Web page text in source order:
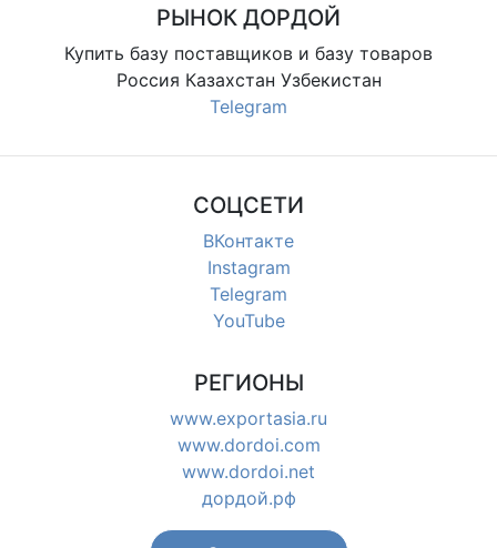
РЫНОК ДОРДОЙ
Купить базу поставщиков и базу товаров
Россия Казахстан Узбекистан
Telegram
СОЦСЕТИ
ВКонтакте
Instagram
Telegram
YouTube
РЕГИОНЫ
www.exportasia.ru
www.dordoi.com
www.dordoi.net
дордой.рф